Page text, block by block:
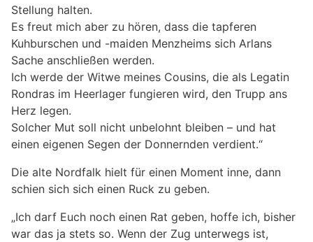
Stellung halten.
Es freut mich aber zu hören, dass die tapferen
Kuhburschen und -maiden Menzheims sich Arlans
Sache anschließen werden.
Ich werde der Witwe meines Cousins, die als Legatin
Rondras im Heerlager fungieren wird, den Trupp ans
Herz legen.
Solcher Mut soll nicht unbelohnt bleiben – und hat
einen eigenen Segen der Donnernden verdient.“
Die alte Nordfalk hielt für einen Moment inne, dann
schien sich sich einen Ruck zu geben.
„Ich darf Euch noch einen Rat geben, hoffe ich, bisher
war das ja stets so. Wenn der Zug unterwegs ist,